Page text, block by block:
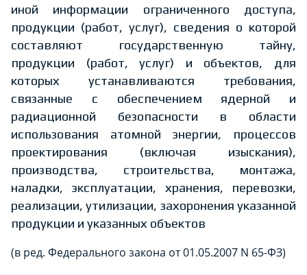
иной информации ограниченного доступа,
продукции (работ, услуг), сведения о которой
составляют государственную тайну,
продукции (работ, услуг) и объектов, для
которых устанавливаются требования,
связанные с обеспечением ядерной и
радиационной безопасности в области
использования атомной энергии, процессов
проектирования (включая изыскания),
производства, строительства, монтажа,
наладки, эксплуатации, хранения, перевозки,
реализации, утилизации, захоронения указанной
продукции и указанных объектов
(в ред. Федерального закона от 01.05.2007 N 65-ФЗ)